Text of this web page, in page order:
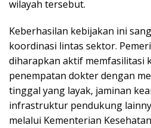
wilayah tersebut.
Keberhasilan kebijakan ini
koordinasi lintas sektor.
diharapkan aktif memfasilitasi
penempatan dokter dengan
tinggal yang layak, jaminan
infrastruktur pendukung
melalui Kementerian